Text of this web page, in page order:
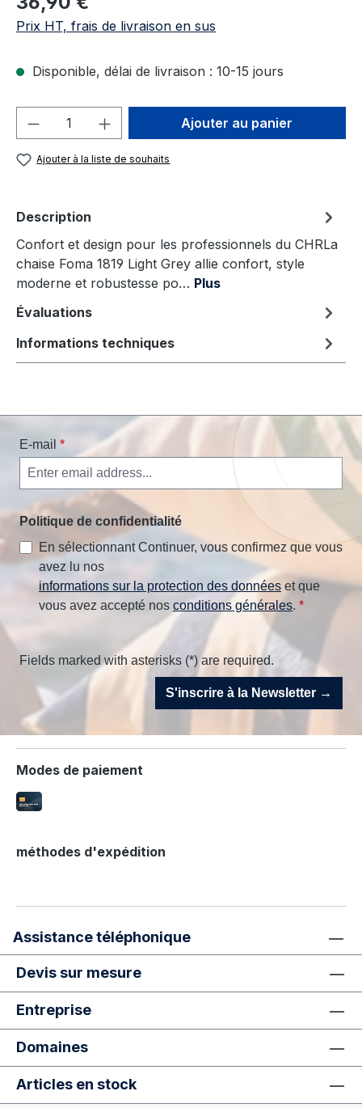
Prix HT, frais de livraison en sus
Disponible, délai de livraison : 10-15 jours
Quantité de produit : Entrez la
Ajouter au panier
Ajouter à la liste de souhaits
Description
Confort et design pour les professionnels du CHRLa
chaise Foma 1819 Light Grey allie confort, style
moderne et robustesse po… Plus
Évaluations
Informations techniques
E-mail *
Politique de confidentialité
En sélectionnant Continuer, vous confirmez que vous
avez lu nos
informations sur la protection des données et que
vous avez accepté nos conditions générales. *
Fields marked with asterisks (*) are required.
S'inscrire à la Newsletter →
Modes de paiement
méthodes d'expédition
Assistance téléphonique
Devis sur mesure
Entreprise
Domaines
Articles en stock